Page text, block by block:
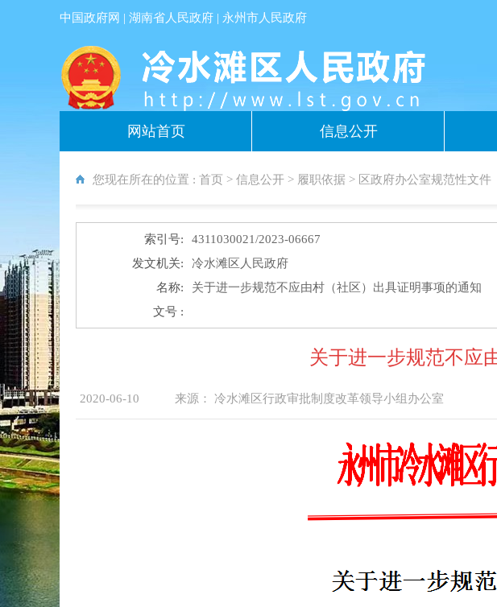
中国政府网 |湖南省人民政府 | 永州市人民政府
网站首页 信息公开
您现在所在的位置 :首页 >信息公开 > 履职依据 > 区政府办公室规范性文件
索引号: 4311030021/2023-06667
发文机关:
冷水滩区人民政府
名称:
关于进一步规范不应由村（社区）出具证明事项的通知
文号 :
关于进一步规范不应
2020-06-10 来源：冷水滩区行政审批制度改革领导小组办公室